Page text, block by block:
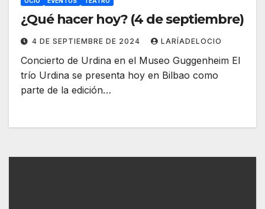
¿Qué hacer hoy? (4 de septiembre)
4 DE SEPTIEMBRE DE 2024 LARÍADELOCIO
Concierto de Urdina en el Museo Guggenheim El
trío Urdina se presenta hoy en Bilbao como
parte de la edición…